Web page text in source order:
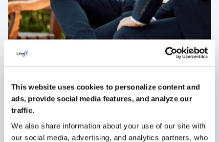
This website uses cookies to personalize content and
ads, provide social media features, and analyze our
traffic.
We also share information about your use of our site with
our social media, advertising, and analytics partners, who
Simplificación de las subastas y los
Nuestro cliente puede realizar activamente subastas
electrónicas para elegir al mejor proveedor, dedicando
menos tiempo al acuerdo sobre el procedimiento de
contratación.